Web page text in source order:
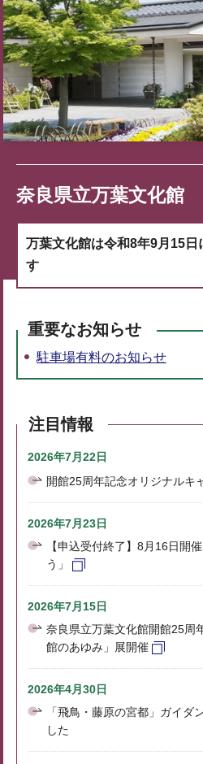
奈良県立万葉文化館
万葉文化館は令和8年9月15日
す
重要なお知らせ
駐車場有料のお知らせ
注目情報
2026年7月22日
開館25周年記念オリジナルキ
2026年7月23日
【申込受付終了】8月16日開
う」
2026年7月15日
奈良県立万葉文化館開館25周
館のあゆみ」展開催
2026年4月30日
「飛鳥・藤原の宮都」ガイダ
した